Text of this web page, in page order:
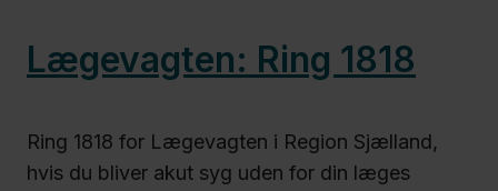
fødsel og
barsel
Høreapparater
Lægevagten: Ring 1818
Ring 1818 for Lægevagten i Region Sjælland,
hvis du bliver akut syg uden for din læges